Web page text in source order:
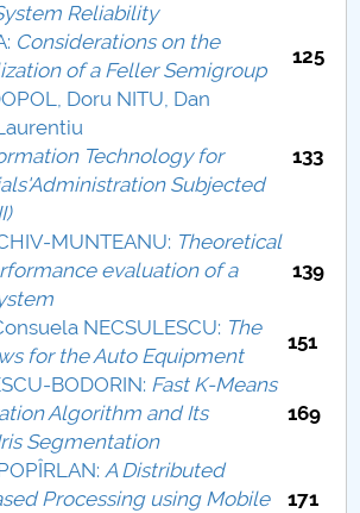
unversitară
studenții cu dizabilități
Centrului Universitar Pitești
Planului Operațional 2020-
și Orientare în Carieră
ALUMNI – UPB
Reliability
Considerations on the
of a Feller Semigroup
125
Doru NITU, Dan
Technology for
Subjected
133
MUNTEANU: Theoretical
evaluation of a
139
NECSULESCU: The
for the Auto Equipment
151
BODORIN: Fast K-Means
Algorithm and Its
Segmentation
169
A Distributed
Processing using Mobile
171